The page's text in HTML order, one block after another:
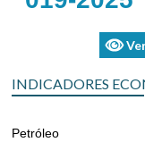
INDICADORES
Petróleo